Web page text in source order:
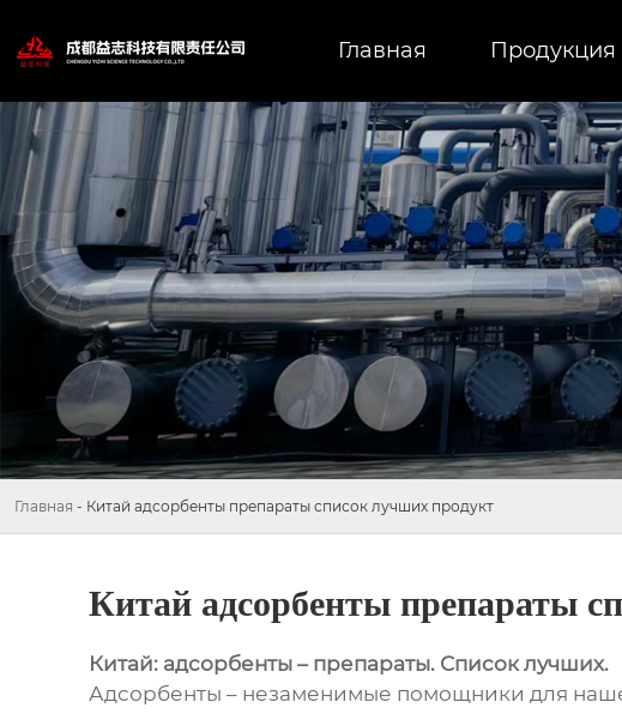
Главная Продукция
Главная - Китай адсорбенты препараты список лучших продукт
Китай адсорбенты препараты
Китай: адсорбенты – препараты. Список лучших.
Адсорбенты – незаменимые помощники для